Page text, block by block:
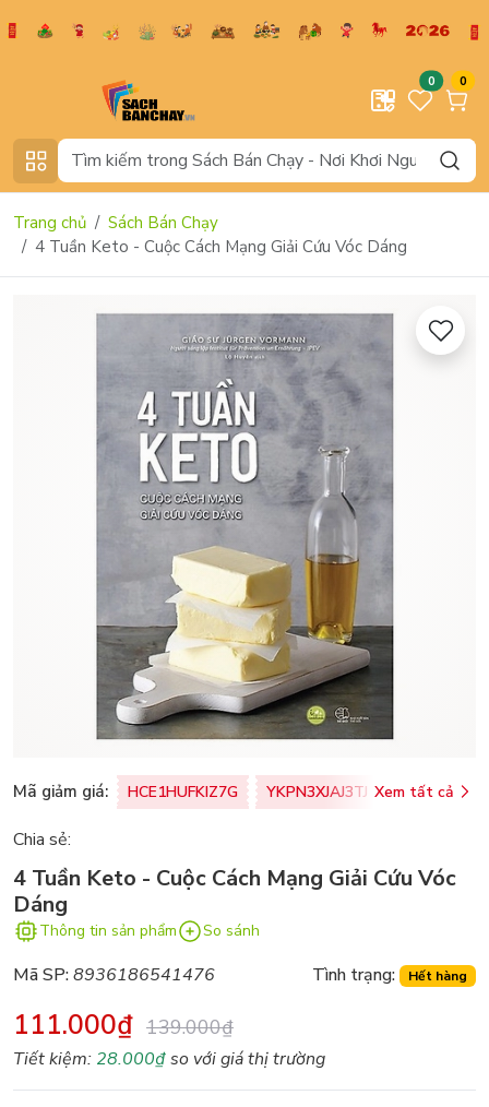
0 0
Trang chủ
Sách Bán Chạy
4 Tuần Keto - Cuộc Cách Mạng Giải Cứu Vóc Dáng
Mã giảm giá: HCE1HUFKIZ7G YKPN3XJAJ3TJ Xem tất cả
Chia sẻ:
4 Tuần Keto - Cuộc Cách Mạng Giải Cứu Vóc
Dáng
Thông tin sản phẩm So sánh
Mã SP:8936186541476 Tình trạng: Hết hàng
111.000₫ 139.000₫
Tiết kiệm: 28.000₫so với giá thị trường